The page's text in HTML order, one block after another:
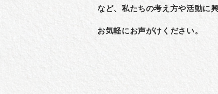
など、私たちの考え方や活動に
お気軽にお声がけください。